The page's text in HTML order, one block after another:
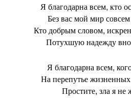
Я благодарна всем, кто
Без вас мой мир
Кто добрым словом,
Потухшую надежду
Я благодарна всем,
На перепутье
Простите, зла я не